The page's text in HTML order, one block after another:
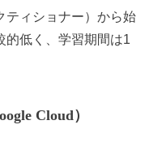
ティショナー）から始
的低く、学習期間は1
Cloud）